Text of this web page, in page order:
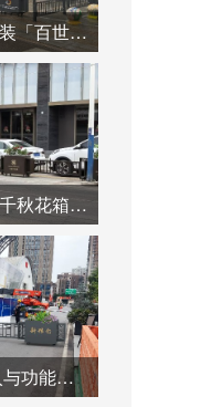
宁夏希尔顿欢朋酒店换装「百世千秋」花箱护栏，落客区一步入画
宁夏中卫胜金酒店百世千秋花箱护栏案例：落客区颜值与安全双升级
【安徽·合肥】艺术介入与功能重构：合肥新粮仓街区花箱护栏设计实践